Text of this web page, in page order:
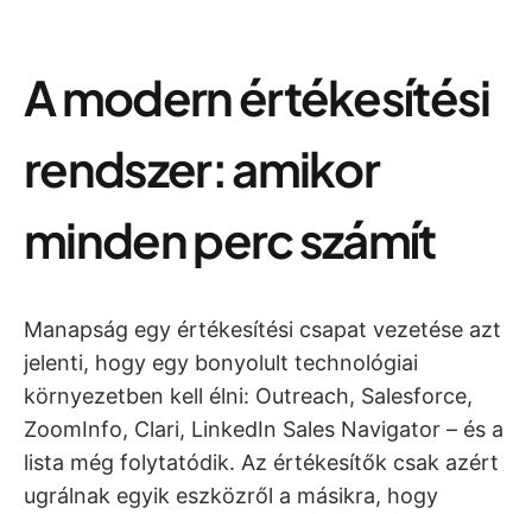
A modern értékesítési
rendszer: amikor
minden perc számít
Manapság egy értékesítési csapat vezetése azt
jelenti, hogy egy bonyolult technológiai
környezetben kell élni: Outreach, Salesforce,
ZoomInfo, Clari, LinkedIn Sales Navigator – és a
lista még folytatódik. Az értékesítők csak azért
ugrálnak egyik eszközről a másikra, hogy